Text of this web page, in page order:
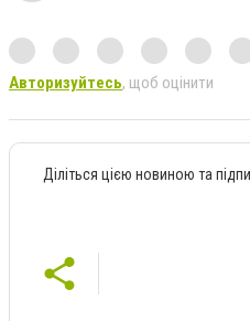
Авторизуйтесь, щоб оцінити
Діліться цією новиною та